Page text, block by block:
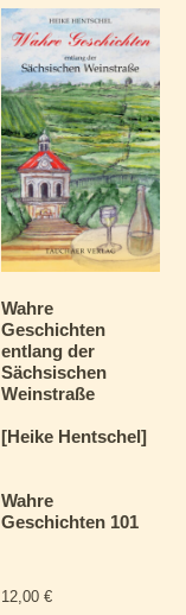
Wahre
Geschichten
entlang der
Sächsischen
Weinstraße
[Heike Hentschel]
Wahre
Geschichten 101
12,00€